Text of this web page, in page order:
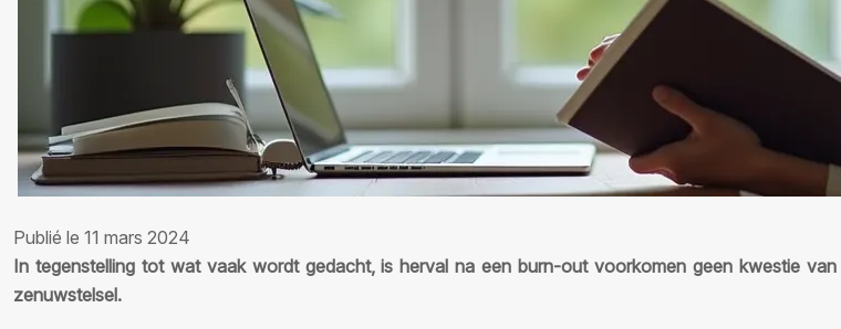
Publié le 11 mars 2024
In tegenstelling tot wat vaak wordt gedacht, is herval na een burn-out voorkomen geen kwestie
zenuwstelsel.